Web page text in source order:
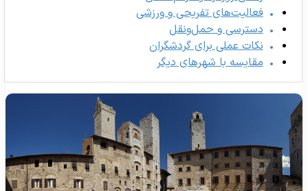
فعالیت‌های تفریحی و ورزشی
دسترسی و حمل‌ونقل
نکات عملی برای گردشگران
مقایسه با شهرهای دیگر